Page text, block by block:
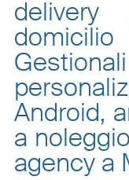
Android,
a
agency a